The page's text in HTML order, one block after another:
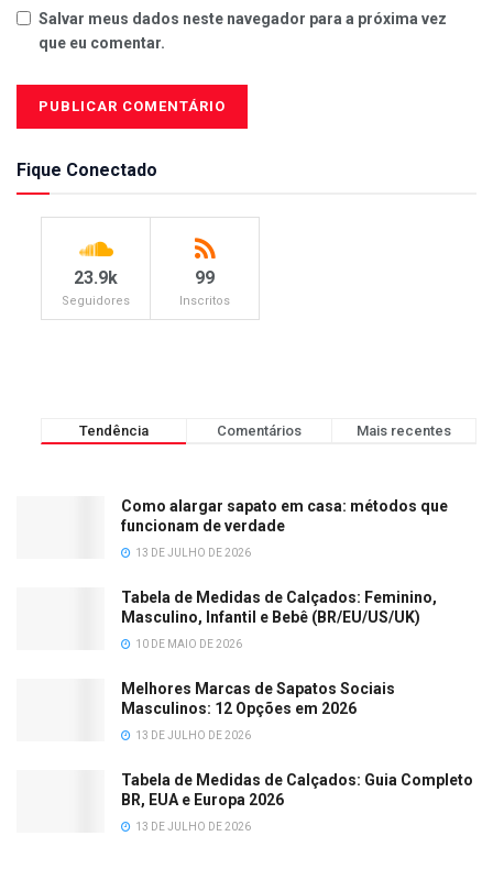
Salvar meus dados neste navegador para a próxima vez
que eu comentar.
Fique Conectado
23.9k
Seguidores
99
Inscritos
Tendência Comentários Mais recentes
Como alargar sapato em casa: métodos que
funcionam de verdade
13 DE JULHO DE 2026
Tabela de Medidas de Calçados: Feminino,
Masculino, Infantil e Bebê (BR/EU/US/UK)
10 DE MAIO DE 2026
Melhores Marcas de Sapatos Sociais
Masculinos: 12 Opções em 2026
13 DE JULHO DE 2026
Tabela de Medidas de Calçados: Guia Completo
BR, EUA e Europa 2026
13 DE JULHO DE 2026